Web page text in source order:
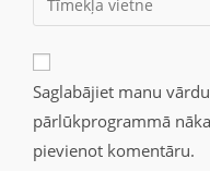
Saglabājiet manu
pārlūkprogrammā
pievienot komentāru.